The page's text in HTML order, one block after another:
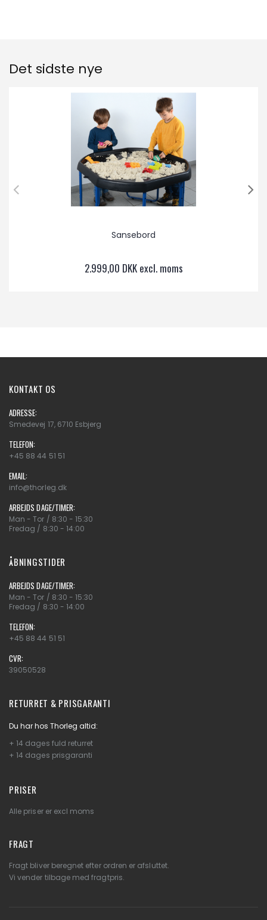
Det sidste nye
Sansebord
2.999,00 DKK excl. moms
KONTAKT OS
ADRESSE:
Smedevej 17, 6710 Esbjerg
TELEFON:
+45 88 44 51 51
EMAIL:
info@thorleg.dk
ARBEJDS DAGE/TIMER:
Man - Tor / 8:30 - 15:30
Fredag / 8:30 - 14:00
ÅBNINGSTIDER
ARBEJDS DAGE/TIMER:
Man - Tor / 8:30 - 15:30
Fredag / 8:30 - 14:00
TELEFON:
+45 88 44 51 51
CVR:
39050528
RETURRET & PRISGARANTI
Du har hos Thorleg altid:
+ 14 dages fuld returret
+ 14 dages prisgaranti
PRISER
Alle priser er excl moms
FRAGT
Fragt bliver beregnet efter ordren er afsluttet.
Vi vender tilbage med fragtpris.